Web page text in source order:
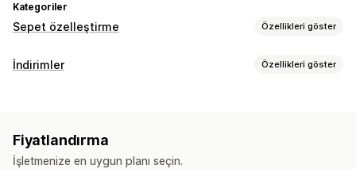
Kategoriler
Sepet özelleştirme Özellikleri göster
Sepet ekranı
Ürün önerileri
Daha fazla satın alın, daha fazla tasarruf edin
Ücretsiz hediyeler
İndirimler Özellikleri göster
Çapraz satış indirimleri
Fiyatlandırma
İşletmenize en uygun planı seçin.